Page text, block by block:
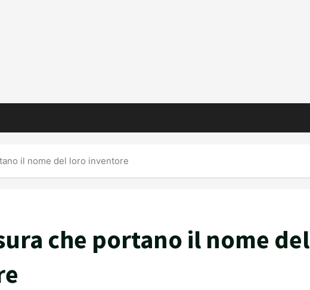
il nome del loro inventore
che portano il nome del